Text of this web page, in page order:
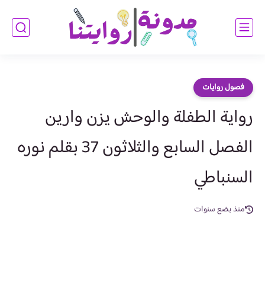
فصول روايات
رواية الطفلة والوحش يزن وارين
الفصل السابع والثلاثون 37 بقلم نوره
السنباطي
منذ بضع سنوات